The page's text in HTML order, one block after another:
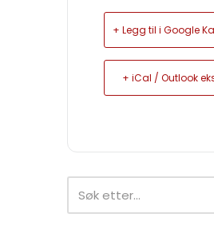
+ Legg til i Google
+ iCal / Outlook